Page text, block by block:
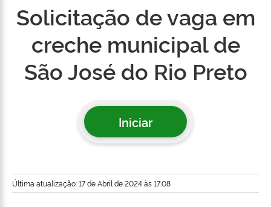
Solicitação de vaga em
creche municipal de
São José do Rio Preto
Iniciar
Última atualização: 17 de Abril de 2024 às 17:08